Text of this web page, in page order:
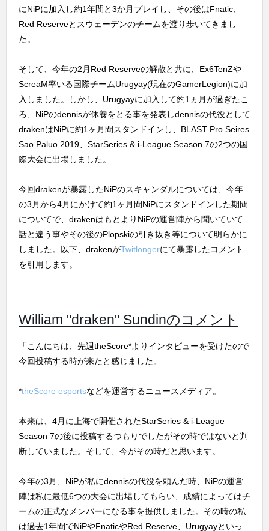
にNiPに加入し約1年間と3か月プレイし、その後はFnatic、
Red Reserveとスウェーデンのチームを渡り歩いてきまし
た。
そして、今年の2月Red Reserveの解散と共に、Ex6TenZや
ScreaM率いる国際チームUrugyay(現在のGamerLegion)に加
入しました。しかし、Urugyayに加入して約1ヵ月が過ぎたこ
ろ、NiPのdennisが休養をとる事を発表しdennisの代役として
drakenはNiPに約1ヶ月間スタンドインし、BLAST Pro Seires
Sao Paluo 2019、StarSeries & i-League Season 7の2つの国
際大会に出場しました。
今回drakenが暴露したNiPのスキャンダルについては、今年
の3月から4月にかけて約1ヶ月間NiPにスタンドインした期間
についてで、drakenはもとよりNiPの運営陣から聞いていて
話と違う事やその後のPlopskiの引き抜き等について明らかに
しました。以下、drakenがTwitlongerにて暴露したコメント
を引用します。
William "draken" Sundinのコメント
「こんにちは、先週theScore*よりインタビューを受けたので
今回投稿する時が来たと感じました。
*theScore esportsなどを運営するニュースメディア。
本来は、4月に上海で開催されたStarSeries & i-League
Season 7の後に投稿するつもりでしたがその時ではないと判
断していました。そして、今がその時だと思います。
今年の3月、NiPが私にdennisの代役を頼んだ時、NiPの運営
陣は私に最低6つの大会に出場してもらい、成績によってはチ
ームの正式なメンバーになる事を提供しました。その時の私
は過去1年間でNiPやFnaticやRed Reserve、Urugyayといっ